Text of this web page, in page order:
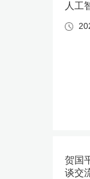
人工
贺国
谈交